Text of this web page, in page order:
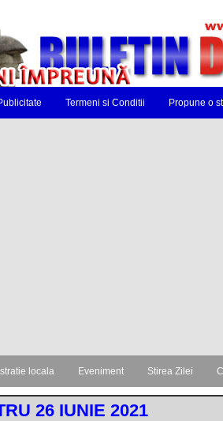
Termeni si Conditii Propune o
locala Eveniment Stirea Zilei
26 IUNIE 2021